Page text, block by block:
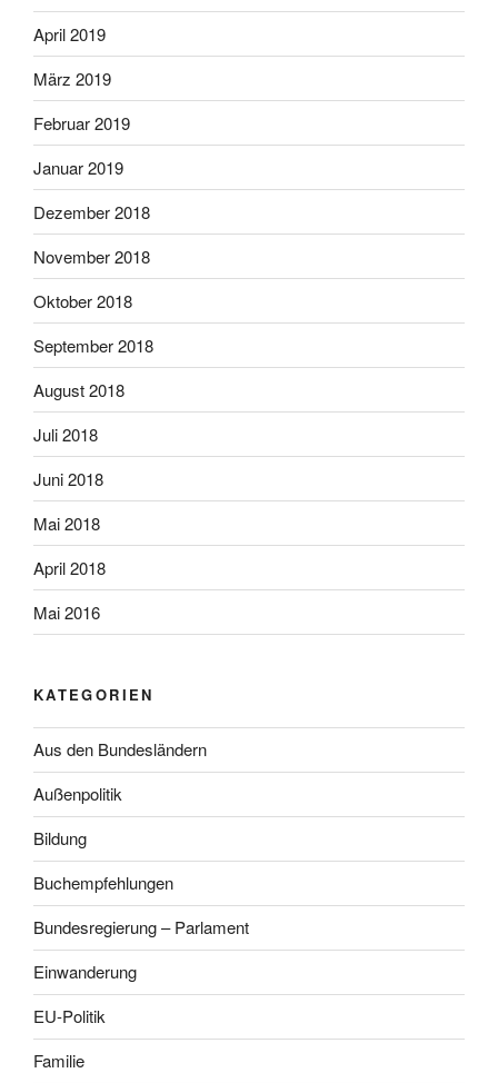
April 2019
März 2019
Februar 2019
Januar 2019
Dezember 2018
November 2018
Oktober 2018
September 2018
August 2018
Juli 2018
Juni 2018
Mai 2018
April 2018
Mai 2016
KATEGORIEN
Aus den Bundesländern
Außenpolitik
Bildung
Buchempfehlungen
Bundesregierung – Parlament
Einwanderung
EU-Politik
Familie